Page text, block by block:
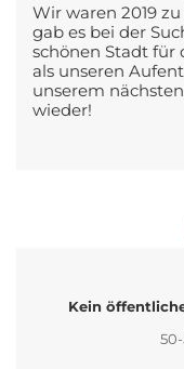
Wir waren 2019
gab es bei der
schönen Stadt für
als unseren
unserem
wieder!
Kein